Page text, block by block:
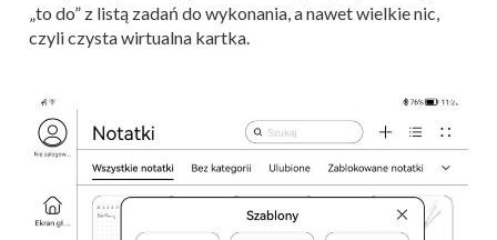
„to do” z listą zadań do wykonania, a nawet wielkie nic,
czyli czysta wirtualna kartka.